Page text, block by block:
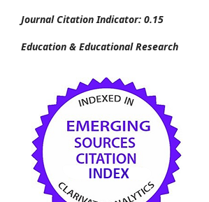
Journal Citation Indicator: 0.15
Education & Educational Research